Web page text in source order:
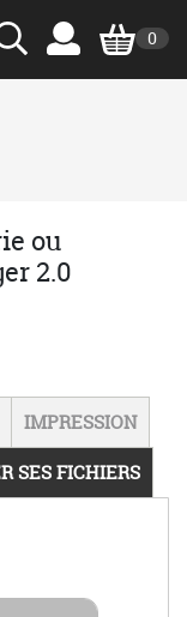
0
ou
2.0
IMPRESSION
SES FICHIERS